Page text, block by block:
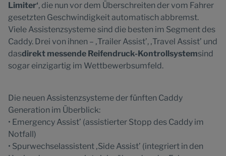
Limiter‘, die nun vor dem Überschreiten der vom Fahrer
gesetzten Geschwindigkeit automatisch abbremst.
Viele Assistenzsysteme sind die besten im Segment des
Caddy. Drei von ihnen – ‚Trailer Assist’, ‚Travel Assist’ und
dasdirekt messende Reifendruck-Kontrollsystemsind
sogar einzigartig im Wettbewerbsumfeld.
Die neuen Assistenzsysteme der fünften Caddy
Generation im Überblick:
• Emergency Assist’ (assistierter Stopp des Caddy im
Notfall)
• Spurwechselassistent ‚Side Assist’ (integriert in den